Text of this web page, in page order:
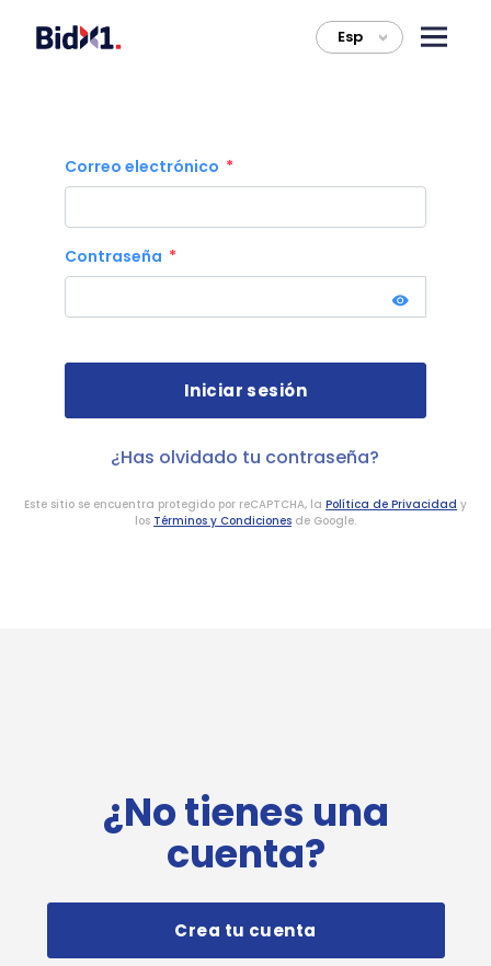
Esp >
¿No tienes una
cuenta?
Crea tu cuenta
Correo electrónico
Contraseña
¿Has olvidado tu contraseña?
Este sitio se encuentra protegido por reCAPTCHA, la Política de Privacidad y
los Términos y Condiciones de Google.